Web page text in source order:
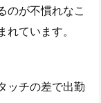
のが不慣れなこ
ています。
ッチの差で出勤